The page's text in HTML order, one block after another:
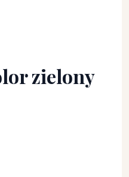
zielony